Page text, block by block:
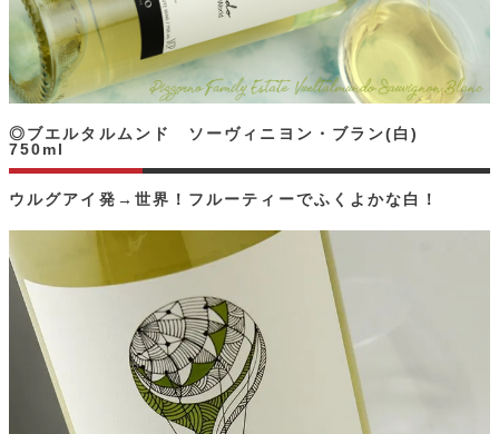
ウルグアイ発→世界！フルーティーでふくよかな白！
◎ブエルタルムンド ソーヴィニヨン・ブラン(白)
750ml